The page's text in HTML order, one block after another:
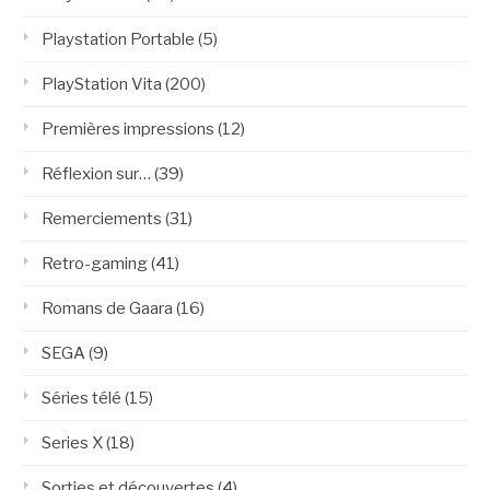
Playstation Portable (5)
PlayStation Vita (200)
Premières impressions (12)
Réflexion sur… (39)
Remerciements (31)
Retro-gaming(41)
Romans de Gaara (16)
SEGA(9)
Séries télé (15)
Series X(18)